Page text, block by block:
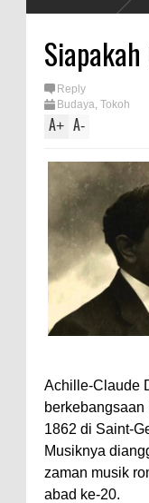
Reply
Budaya, Tokoh
A+ A-
Achille-Claude
1862 di Saint-
Musiknya
zaman musik
abad ke-20.